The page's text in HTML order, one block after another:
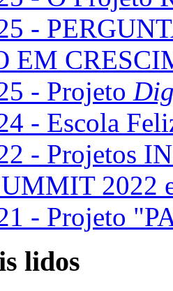
-
EM
- Projeto
- Escola
- Projetos
2022
- Projeto
lidos